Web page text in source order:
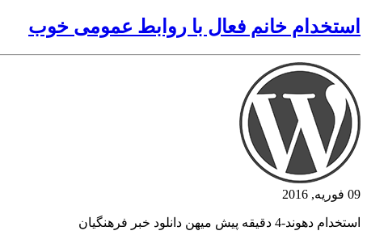
استخدام خانم فعال با روابط عمومی خوب
09 فوریه, 2016
استخدام دهوند-4 دقیقه پیش میهن دانلود خبر فرهنگیان